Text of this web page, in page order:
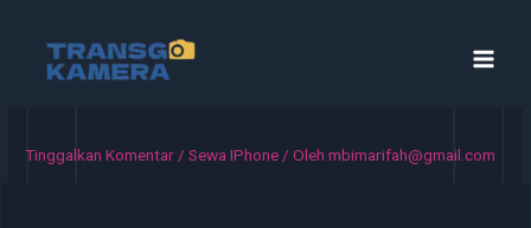
Tinggalkan Komentar /Sewa IPhone / Olehmbimarifah@gmail.com